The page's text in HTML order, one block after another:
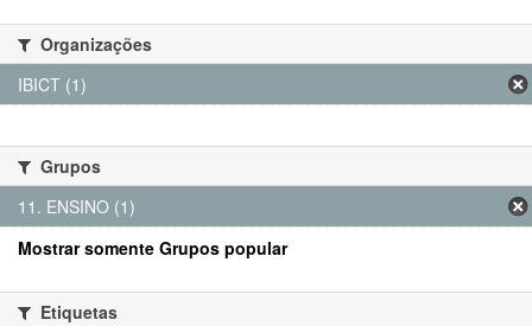
Organizações
IBICT (1)
Grupos
11. ENSINO (1)
Mostrar somente Grupos popular
Etiquetas